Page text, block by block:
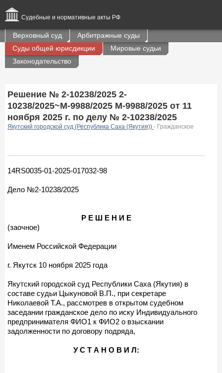
Судебные и нормативные акты РФ
Верховный суд
Арбитражные суды
Суды общей юрисдикции
Мировые судьи
Законодательство
Решение № 2-10238/2025 2-
10238/2025~М-9988/2025 М-9988/2025 от 11
ноября 2025 г. по делу № 2-10238/2025
Якутский городской суд (Республика Саха (Якутия)) - Гражданское
14RS0035-01-2025-017032-98
Дело №2-10238/2025
Р Е Ш Е Н И Е
(заочное)
Именем Российской Федерации
г. Якутск 10 ноября 2025 года
Якутский городской суд Республики Саха (Якутия) в
составе судьи Цыкуновой В.П., при секретаре
Николаевой Т.А., рассмотрев в открытом судебном
заседании гражданское дело по иску Индивидуального
предпринимателя ФИО1 к ФИО2 о взыскании
задолженности по договору подряда,
У С Т А Н О В И Л: